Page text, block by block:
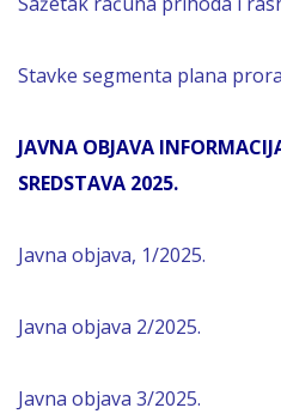
Stavke segmenta plana
JAVNA OBJAVA
SREDSTAVA 2025.
Javna objava, 1/2025.
Javna objava 2/2025.
Javna objava 3/2025.